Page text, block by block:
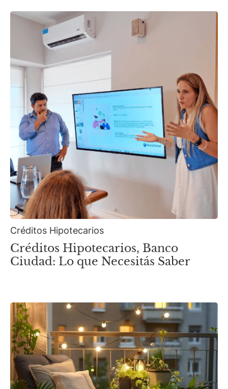
Créditos Hipotecarios
Créditos Hipotecarios, Banco
Ciudad: Lo que Necesitás Saber